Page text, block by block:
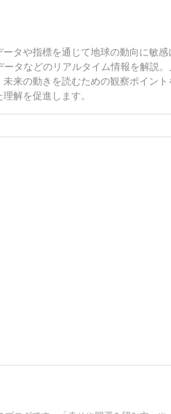
タや指標を通じて地球の動向に敏
タなどのリアルタイム情報を解説
来の動きを読むための観察ポイン
解を促進します。